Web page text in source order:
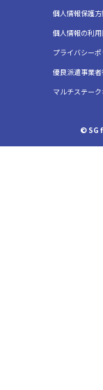
個人情報保護
個人情報の利
プライバシー
優良派遣事業
マルチステー
© SG